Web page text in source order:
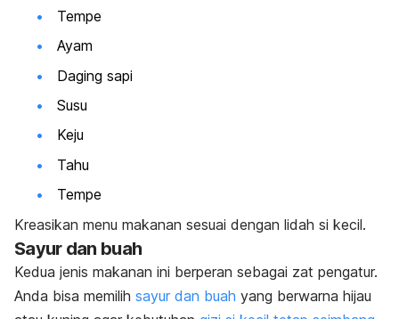
Tempe
Ayam
Daging sapi
Susu
Keju
Tahu
Tempe
Kreasikan menu makanan sesuai dengan lidah si kecil.
Sayur dan buah
Kedua jenis makanan ini berperan sebagai zat pengatur.
Anda bisa memilih sayur dan buah yang berwarna hijau